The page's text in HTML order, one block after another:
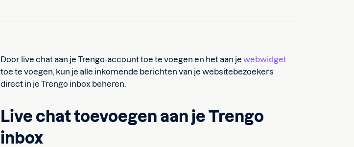
Door live chat aan je Trengo-account toe te voegen en het aan jewebwidget
toe te voegen, kun je alle inkomende berichten van je websitebezoekers
direct in je Trengo inbox beheren.
Live chat toevoegen aan je Trengo
inbox